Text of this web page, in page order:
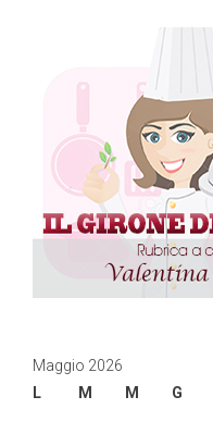
Maggio 2026
L
M M G